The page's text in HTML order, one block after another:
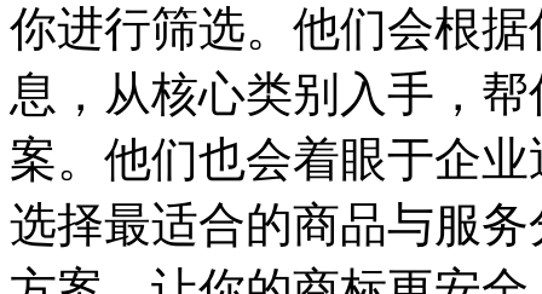
你进行筛选。他们会根
息，从核心类别入手，
案。他们也会着眼于企
选择最适合的商品与服